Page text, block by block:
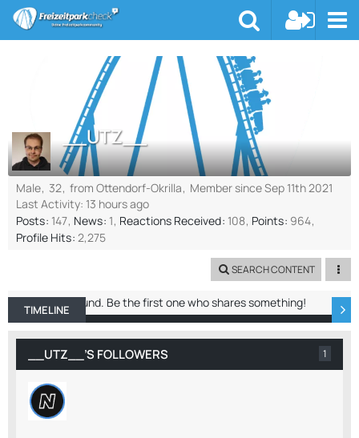
__UTZ__
Male 32 from Ottendorf-Okrilla
Member since Sep 11th 2021
Last Activity: 13 hours ago
Posts 147 News 1 Reactions Received 108 Points 964
Profile Hits 2,275
SEARCH CONTENT
TIMELINE ABOUT ME RECENT ACTIVITY
No entries found. Be the first one who shares something!
__UTZ__’S FOLLOWERS 1